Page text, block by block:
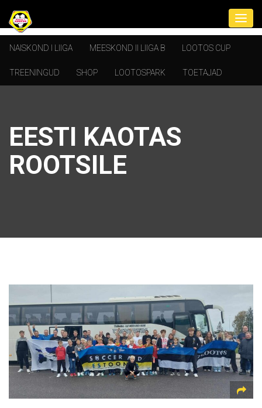
NAISKOND I LIIGA MEESKOND II LIIGA B LOOTOS CUP
TREENINGUD SHOP LOOTOSPARK TOETAJAD
EESTI KAOTAS
ROOTSILE